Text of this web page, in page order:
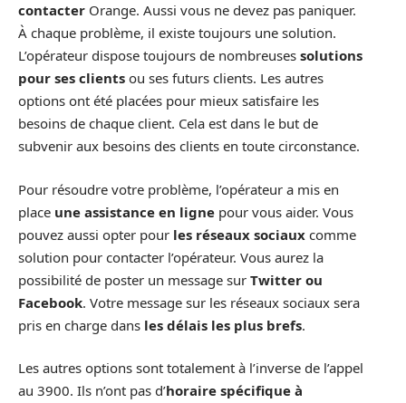
contacter Orange. Aussi vous ne devez pas paniquer.
À chaque problème, il existe toujours une solution.
L’opérateur dispose toujours de nombreuses solutions
pour ses clients ou ses futurs clients. Les autres
options ont été placées pour mieux satisfaire les
besoins de chaque client. Cela est dans le but de
subvenir aux besoins des clients en toute circonstance.
Pour résoudre votre problème, l’opérateur a mis en
place une assistance en ligne pour vous aider. Vous
pouvez aussi opter pour les réseaux sociaux comme
solution pour contacter l’opérateur. Vous aurez la
possibilité de poster un message sur Twitter ou
Facebook. Votre message sur les réseaux sociaux sera
pris en charge dans les délais les plus brefs.
Les autres options sont totalement à l’inverse de l’appel
au 3900. Ils n’ont pas d’horaire spécifique à